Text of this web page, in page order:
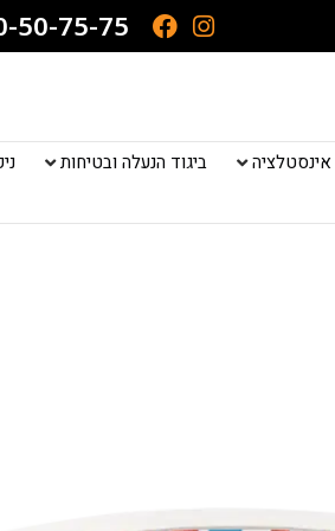
50-75-75
אינסטלציה ביגוד הנעלה ובטיחות